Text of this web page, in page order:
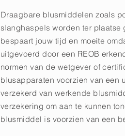
Draagbare blusmiddelen zoals
slanghaspels worden ter
bespaart jouw tijd en moeite
uitgevoerd door een REOB
normen van de wetgever of
blusapparaten voorzien van een
verzekerd van werkende
verzekering om aan te kunnen
blusmiddel is voorzien van een